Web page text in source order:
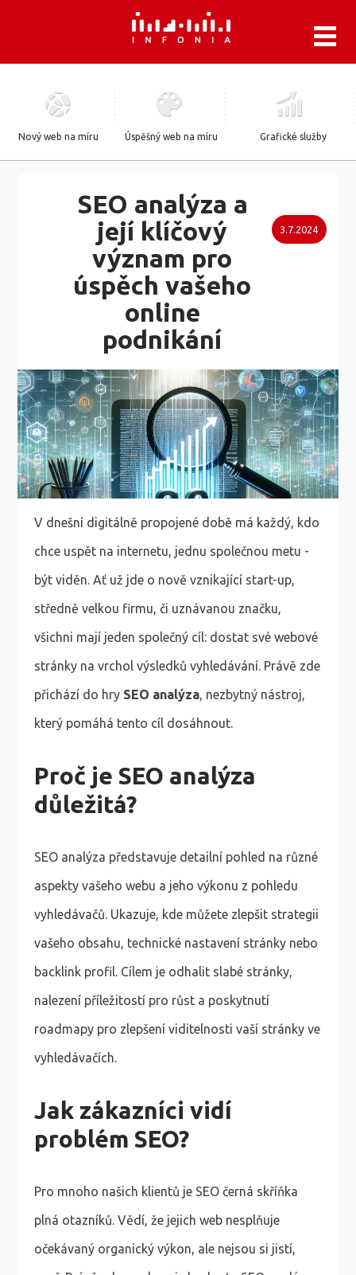
SEO analýza a
její klíčový
význam pro
úspěch vašeho
online
podnikání
3.7.2024
V dnešní digitálně propojené době má každý, kdo
chce uspět na internetu, jednu společnou metu -
být viděn. Ať už jde o nově vznikající start-up,
středně velkou firmu, či uznávanou značku,
všichni mají jeden společný cíl: dostat své webové
stránky na vrchol výsledků vyhledávání. Právě zde
přichází do hry SEO analýza, nezbytný nástroj,
který pomáhá tento cíl dosáhnout.
Proč je SEO analýza
důležitá?
SEO analýza představuje detailní pohled na různé
aspekty vašeho webu a jeho výkonu z pohledu
vyhledávačů. Ukazuje, kde můžete zlepšit strategii
vašeho obsahu, technické nastavení stránky nebo
backlink profil. Cílem je odhalit slabé stránky,
nalezení příležitostí pro růst a poskytnutí
roadmapy pro zlepšení viditelnosti vaší stránky ve
vyhledávačích.
Jak zákazníci vidí
problém SEO?
Pro mnoho našich klientů je SEO černá skříňka
plná otazníků. Vědí, že jejich web nesplňuje
očekávaný organický výkon, ale nejsou si jistí,
Nový web na míru Úspěšný web na míru Grafické služby